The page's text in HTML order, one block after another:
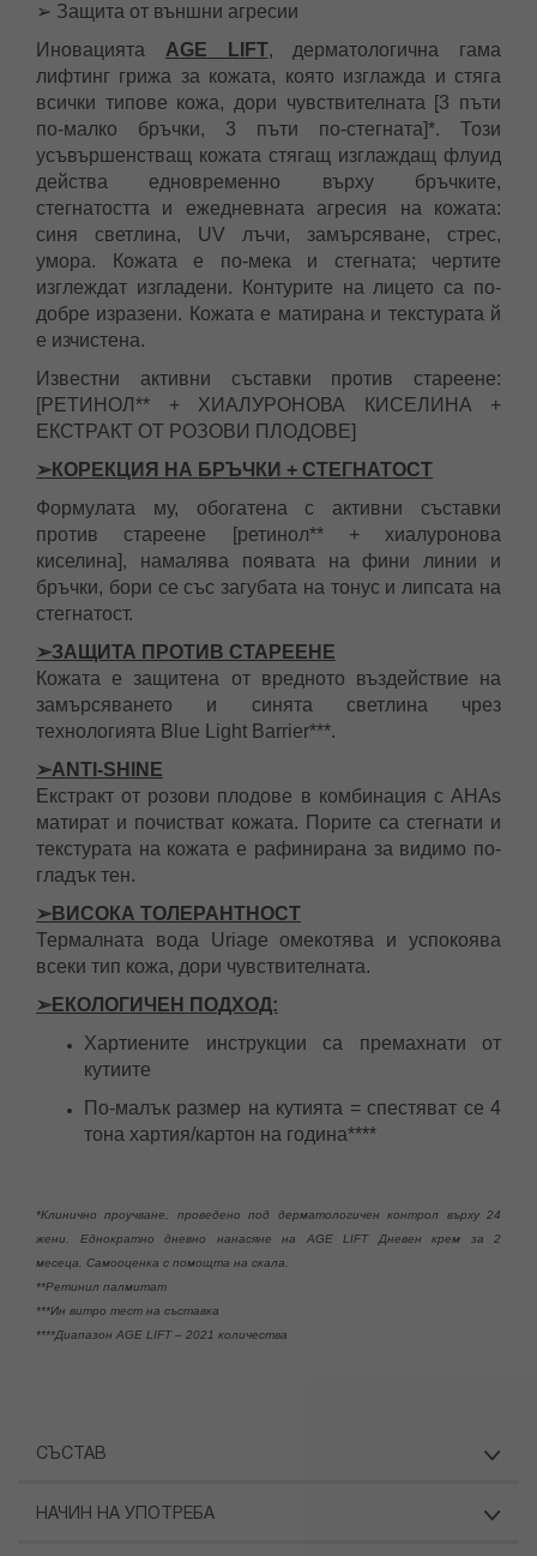
➢ Защита от външни агресии
Иновацията AGE LIFT, дерматологична гама
лифтинг грижа за кожата, която изглажда и стяга
всички типове кожа, дори чувствителната [3 пъти
по-малко бръчки, 3 пъти по-стегната]*. Този
усъвършенстващ кожата стягащ изглаждащ флуид
действа едновременно върху бръчките,
стегнатостта и ежедневната агресия на кожата:
синя светлина, UV лъчи, замърсяване, стрес,
умора. Кожата е по-мека и стегната; чертите
изглеждат изгладени. Контурите на лицето са по-
добре изразени. Кожата е матирана и текстурата й
е изчистена.
Известни активни съставки против стареене:
[РЕТИНОЛ** + ХИАЛУРОНОВА КИСЕЛИНА +
ЕКСТРАКТ ОТ РОЗОВИ ПЛОДОВЕ]
➢КОРЕКЦИЯ НА БРЪЧКИ + СТЕГНАТОСТ
Формулата му, обогатена с активни съставки
против стареене [ретинол** + хиалуронова
киселина], намалява появата на фини линии и
бръчки, бори се със загубата на тонус и липсата на
стегнатост.
➢ЗАЩИТА ПРОТИВ СТАРЕЕНЕ
Кожата е защитена от вредното въздействие на
замърсяването и синята светлина чрез
технологията Blue Light Barrier***.
➢ANTI-SHINE
Екстракт от розови плодове в комбинация с AHAs
матират и почистват кожата. Порите са стегнати и
текстурата на кожата е рафинирана за видимо по-
гладък тен.
➢ВИСОКА ТОЛЕРАНТНОСТ
Термалната вода Uriage омекотява и успокоява
всеки тип кожа, дори чувствителната.
➢ЕКОЛОГИЧЕН ПОДХОД:
Хартиените инструкции са премахнати от
кутиите
По-малък размер на кутията = спестяват се 4
тона хартия/картон на година****
*Клинично проучване, проведено под дерматологичен контрол върху 24
жени. Еднократно дневно нанасяне на AGE LIFT Дневен крем за 2
месеца. Самооценка с помощта на скала.
**Ретинил палмитат
***Ин витро тест на съставка
****Диапазон AGE LIFT – 2021 количества
СЪСТАВ
НАЧИН НА УПОТРЕБА